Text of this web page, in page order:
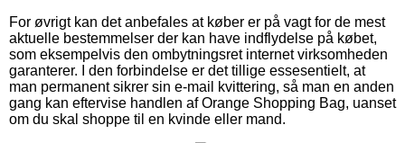
For øvrigt kan det anbefales at køber er på vagt for de mest
aktuelle bestemmelser der kan have indflydelse på købet,
som eksempelvis den ombytningsret internet virksomheden
garanterer. I den forbindelse er det tillige essesentielt, at
man permanent sikrer sin e-mail kvittering, så man en anden
gang kan eftervise handlen af Orange Shopping Bag, uanset
om du skal shoppe til en kvinde eller mand.